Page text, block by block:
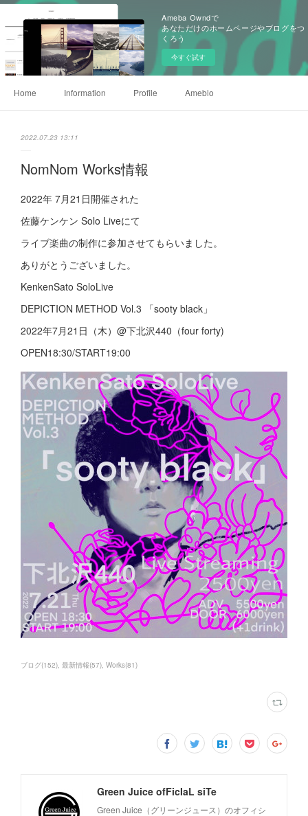
Ameba Owndで
あなただけのホームページやブログをつ
くろう
今すぐ試す
Home Information Profile Ameblo
2022.07.23 13:11
NomNom Works情報
2022年 7月21日開催された
佐藤ケンケン Solo Liveにて
ライブ楽曲の制作に参加させてもらいました。
ありがとうございました。
KenkenSato SoloLive
DEPICTION METHOD Vol.3 「sooty black」
2022年7月21日（木）@下北沢440（four forty)
OPEN18:30/START19:00
ブログ(152) 最新情報(57) Works(81)
Green Juice ofFicIaL siTe
Green Juice（グリーンジュース）のオフィシ